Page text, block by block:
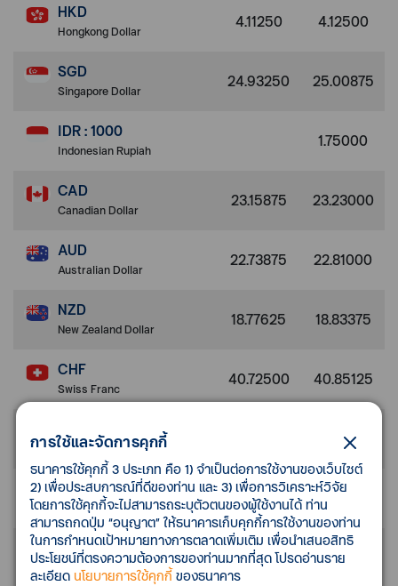
HKD
Hongkong Dollar 4.11250 4.12500
SGD
Singapore Dollar 24.93250 25.00875
IDR : 1000
Indonesian Rupiah 1.75000
CAD
Canadian Dollar 23.15875 23.23000
AUD
Australian Dollar 22.73875 22.81000
NZD
New Zealand Dollar 18.77625 18.83375
CHF
Swiss Franc 40.72500 40.85125
Danish Krone 5.01750
NOK
Norwegian Krona 3.46125 3.47125
SEK
Swedish Krona 3.43500 3.44500
การใช้และจัดการคุกกี้
ธนาคารใช้คุกกี้ 3 ประเภท คือ 1) จำเป็นต่อการใช้งานของเว็บไซต์
2) เพื่อประสบการณ์ที่ดีของท่าน และ 3) เพื่อการวิเคราะห์วิจัย
โดยการใช้คุกกี้จะไม่สามารถระบุตัวตนของผู้ใช้งานได้ ท่าน
สามารถกดปุ่ม “อนุญาต” ให้ธนาคารเก็บคุกกี้การใช้งานของท่าน
ในการกำหนดเป้าหมายทางการตลาดเพิ่มเติม เพื่อนำเสนอสิทธิ
ประโยชน์ที่ตรงความต้องการของท่านมากที่สุด โปรดอ่านราย
ละเอียด นโยบายการใช้คุกกี้ ของธนาคาร